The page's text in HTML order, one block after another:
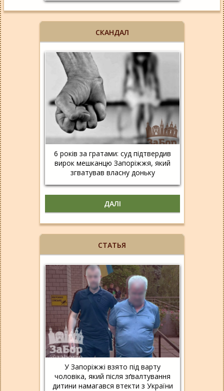
СКАНДАЛ
6 років за гратами: суд підтвердив
вирок мешканцю Запоріжжя, який
згватував власну доньку
ДАЛІ
СТАТЬЯ
У Запоріжжі взято під варту
чоловіка, який після зґвалтування
дитини намагався втекти з України